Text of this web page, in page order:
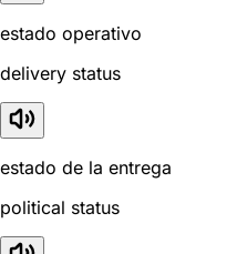
estado operativo
delivery status
estado de la entrega
political status